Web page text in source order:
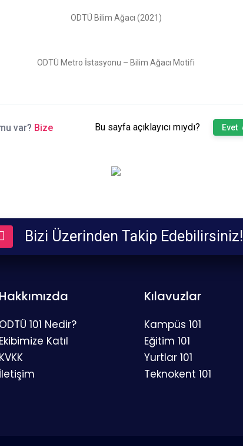
ODTÜ Bilim Ağacı (2021)
ODTÜ Metro İstasyonu – Bilim Ağacı Motifi
var? Bize
Bu sayfa açıklayıcı mıydı? Evet
Bizi Üzerinden Takip Edebilirsiniz!
Hakkımızda
ODTÜ 101 Nedir?
Ekibimize Katıl
KVKK
İletişim
Kılavuzlar
Kampüs 101
Eğitim 101
Yurtlar 101
Teknokent 101